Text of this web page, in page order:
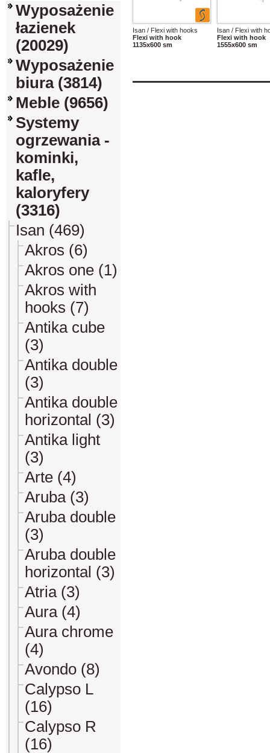
Wyposażenie
łazienek
(20029)
Wyposażenie
biura (3814)
Meble (9656)
Systemy
ogrzewania -
kominki,
kafle,
kaloryfery
(3316)
Isan (469)
Akros (6)
Akros one (1)
Akros with
hooks (7)
Antika cube
(3)
Antika double
(3)
Antika double
horizontal (3)
Antika light
(3)
Arte (4)
Aruba (3)
Aruba double
(3)
Aruba double
horizontal (3)
Atria (3)
Aura (4)
Aura chrome
(4)
Avondo (8)
Calypso L
(16)
Calypso R
(16)
Isan / Flexi with hooks
Flexi with hook
1135x600 sm
Isan / Flexi with
Flexi with hook
1555x600 sm